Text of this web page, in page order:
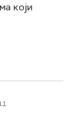
који